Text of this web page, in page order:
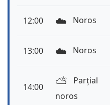
12:00 ☁️ Noros
13:00 ☁️ Noros
14:00 ⛅️
Parțial
noros